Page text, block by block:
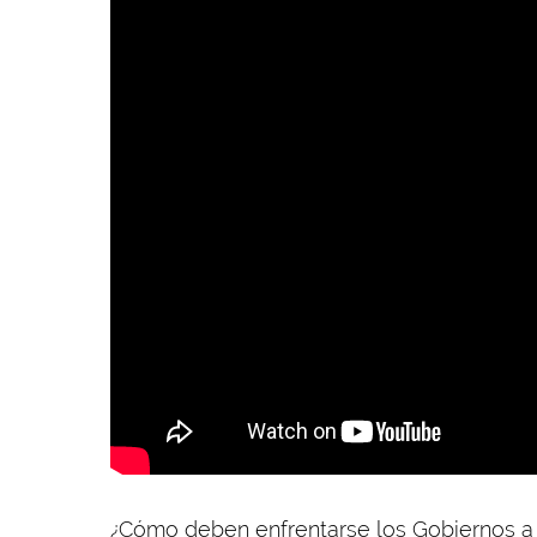
¿Cómo deben enfrentarse los Gobiernos